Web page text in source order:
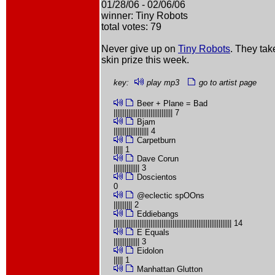
01/28/06 - 02/06/06
winner: Tiny Robots
total votes: 79
Never give up on Tiny Robots. They
skin prize this week.
key: play mp3 go to artist page
Beer + Plane = Bad
|||||||||||||||||||||||||||||||| 7
Bjam
||||||||||||||||||| 4
Carpetburn
||||| 1
Dave Corun
|||||||||||||| 3
Doscientos
0
@eclectic spOOns
|||||||||| 2
Eddiebangs
|||||||||||||||||||||||||||||||||||||||||||||||||||||||||||||||| 14
E Equals
|||||||||||||| 3
Eidolon
||||| 1
Manhattan Glutton